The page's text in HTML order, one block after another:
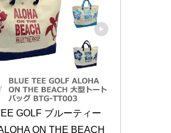
GOLF ブルーティー
ON THE BEACH